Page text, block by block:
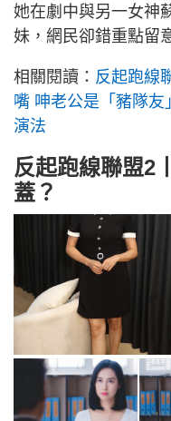
她在劇中與另一女神
妹，網民卻錯重點留
相關閱讀： 反起跑線
嘴 呻老公是「豬隊
演法
反起跑線聯盟2
蓋？